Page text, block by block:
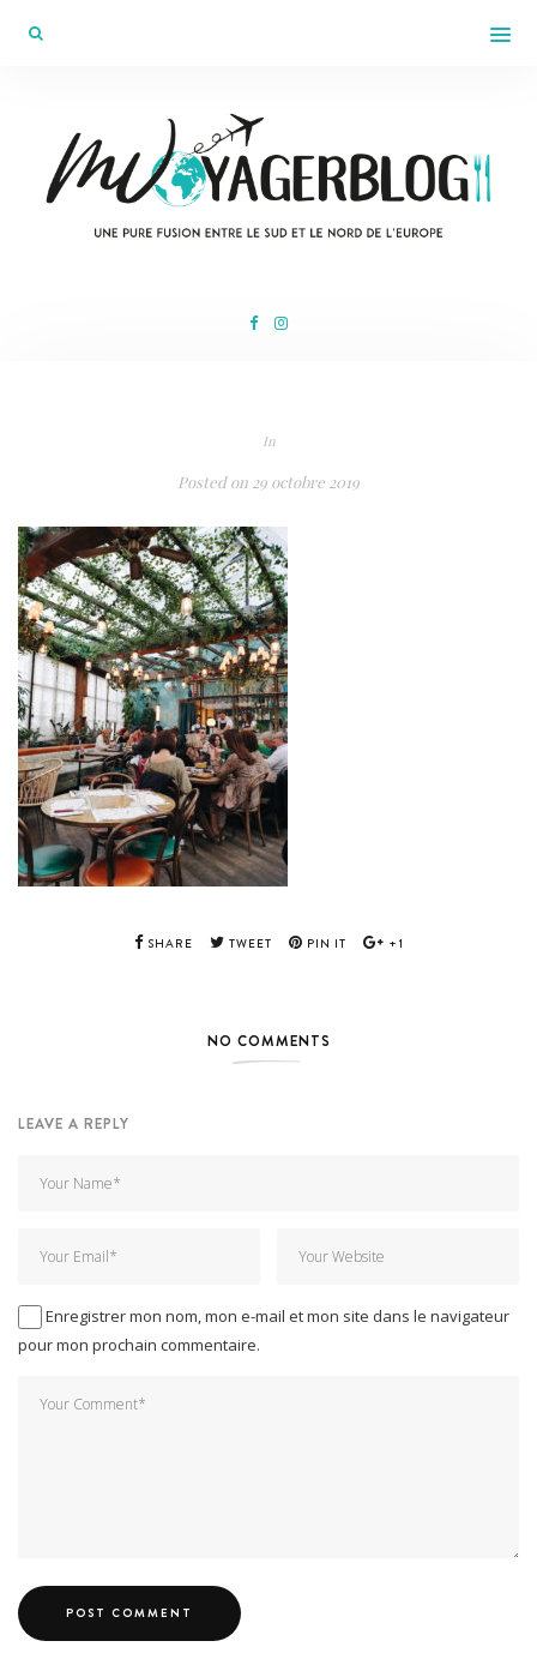
In
Posted on 29 octobre 2019
SHARE TWEET PIN IT +1
NO COMMENTS
LEAVE A REPLY
Enregistrer mon nom, mon e-mail et mon site dans le navigateur
pour mon prochain commentaire.